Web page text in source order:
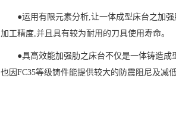
●运用有限元素分析,让一体成型床台之加
加工精度,并且具有较为耐用的刀具使用寿命。
●具高效能加强肋之床台不仅是一体铸造成
也因FC35等级铸件能提供较大的防震阻尼及减